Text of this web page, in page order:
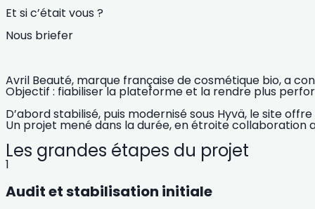
Avril Beauté, marque française de cosmétique bio, a
Objectif : fiabiliser la plateforme et la rendre plus
D’abord stabilisé, puis modernisé sous Hyvä, le site
Un projet mené dans la durée, en étroite collaboration
Les grandes étapes du projet
1
Audit et stabilisation initiale
Et si c’était vous ?
Nous briefer